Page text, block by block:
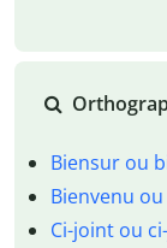
Biensur ou
Bienvenu
Ci-joint ou